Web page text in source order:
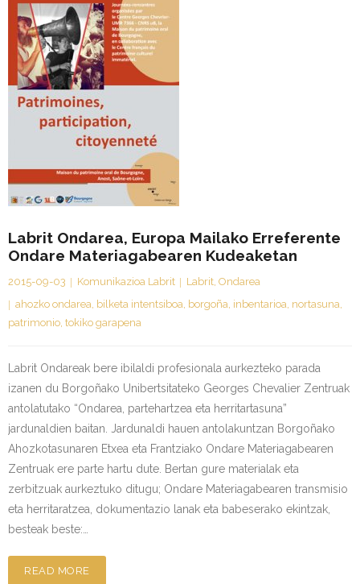
Labrit Ondarea, Europa Mailako Erreferente
Ondare Materiagabearen Kudeaketan
2015-09-03 Komunikazioa Labrit Labrit, Ondarea
ahozko ondarea, bilketa intentsiboa, borgoña, inbentarioa, nortasuna,
patrimonio, tokiko garapena
Labrit Ondareak bere ibilaldi profesionala aurkezteko parada
izanen du Borgoñako Unibertsitateko Georges Chevalier Zentruak
antolatutako “Ondarea, partehartzea eta herritartasuna”
jardunaldien baitan. Jardunaldi hauen antolakuntzan Borgoñako
Ahozkotasunaren Etxea eta Frantziako Ondare Materiagabearen
Zentruak ere parte hartu dute. Bertan gure materialak eta
zerbitzuak aurkeztuko ditugu; Ondare Materiagabearen transmisio
eta herritaratzea, dokumentazio lanak eta babeserako ekintzak,
besteak beste:…
READ MORE